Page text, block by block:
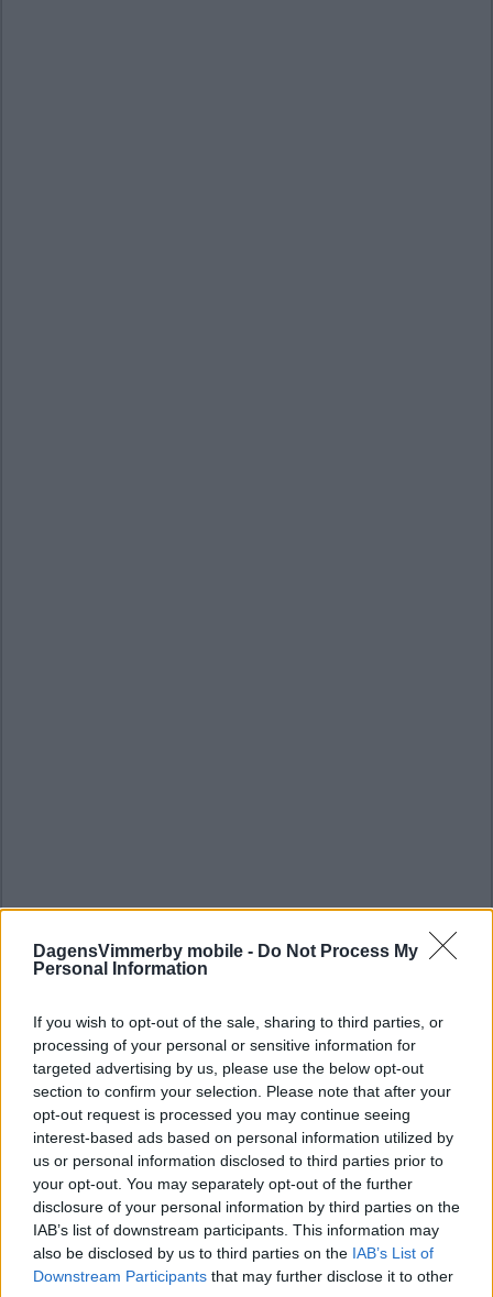
DagensVimmerby mobile - Do Not Process My
Personal Information
If you wish to opt-out of the sale, sharing to third parties, or
processing of your personal or sensitive information for
targeted advertising by us, please use the below opt-out
section to confirm your selection. Please note that after your
opt-out request is processed you may continue seeing
interest-based ads based on personal information utilized by
us or personal information disclosed to third parties prior to
your opt-out. You may separately opt-out of the further
disclosure of your personal information by third parties on the
IAB’s list of downstream participants. This information may
also be disclosed by us to third parties on the IAB’s List of
Downstream Participants that may further disclose it to other